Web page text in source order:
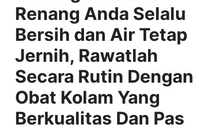
Renang Anda Selalu
Bersih dan Air Tetap
Jernih, Rawatlah
Secara Rutin Dengan
Obat Kolam Yang
Berkualitas Dan Pas